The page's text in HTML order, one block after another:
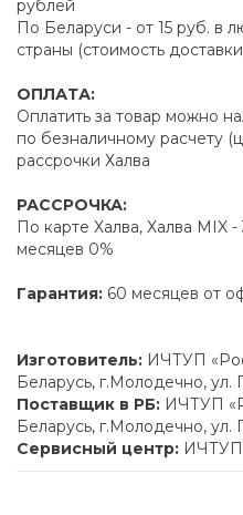
рублей
По Беларуси - от 15 руб. в
страны (стоимость
ОПЛАТА:
Оплатить за товар можно
по безналичному расчету
рассрочки Халва
РАССРОЧКА:
По карте Халва, Халва MIX
месяцев 0%
Гарантия: 60 месяцев от
Изготовитель: ИЧТУП
Беларусь, г.Молодечно, ул.
Поставщик в РБ: ИЧТУП
Беларусь, г.Молодечно, ул.
Сервисный центр: ИЧТУП